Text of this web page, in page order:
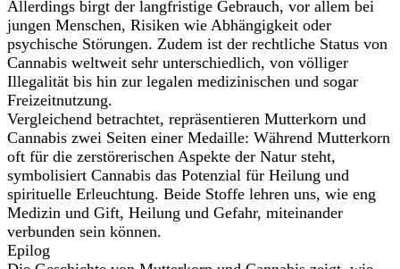
Allerdings birgt der langfristige Gebrauch, vor allem bei
jungen Menschen, Risiken wie Abhängigkeit oder
psychische Störungen. Zudem ist der rechtliche Status von
Cannabis weltweit sehr unterschiedlich, von völliger
Illegalität bis hin zur legalen medizinischen und sogar
Freizeitnutzung.
Vergleichend betrachtet, repräsentieren Mutterkorn und
Cannabis zwei Seiten einer Medaille: Während Mutterkorn
oft für die zerstörerischen Aspekte der Natur steht,
symbolisiert Cannabis das Potenzial für Heilung und
spirituelle Erleuchtung. Beide Stoffe lehren uns, wie eng
Medizin und Gift, Heilung und Gefahr, miteinander
verbunden sein können.
Epilog